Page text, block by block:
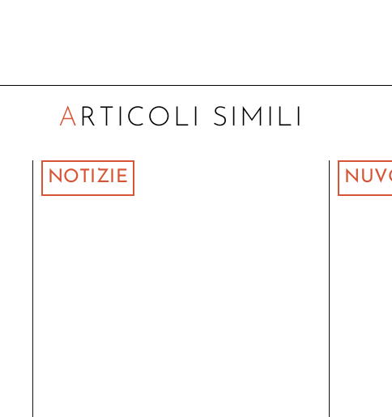
ARTICOLI SIMILI
NOTIZIE